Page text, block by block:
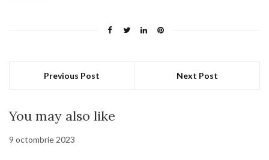
Previous Post Next Post
You may also like
9 octombrie 2023